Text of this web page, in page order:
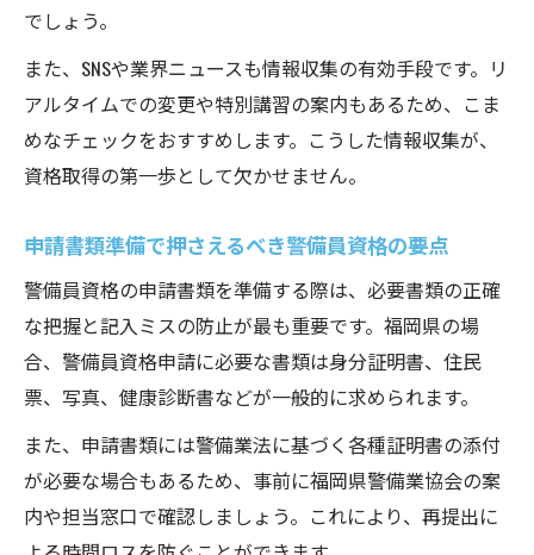
でしょう。
また、SNSや業界ニュースも情報収集の有効手段です。リ
アルタイムでの変更や特別講習の案内もあるため、こま
めなチェックをおすすめします。こうした情報収集が、
資格取得の第一歩として欠かせません。
申請書類準備で押さえるべき警備員資格の要点
警備員資格の申請書類を準備する際は、必要書類の正確
な把握と記入ミスの防止が最も重要です。福岡県の場
合、警備員資格申請に必要な書類は身分証明書、住民
票、写真、健康診断書などが一般的に求められます。
また、申請書類には警備業法に基づく各種証明書の添付
が必要な場合もあるため、事前に福岡県警備業協会の案
内や担当窓口で確認しましょう。これにより、再提出に